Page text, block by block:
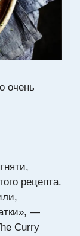
очень
рецепта.
—
Curry